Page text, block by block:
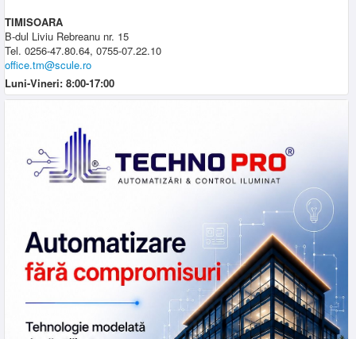
TIMISOARA
B-dul Liviu Rebreanu nr. 15
Tel. 0256-47.80.64, 0755-07.22.10
office.tm@scule.ro
Luni-Vineri: 8:00-17:00